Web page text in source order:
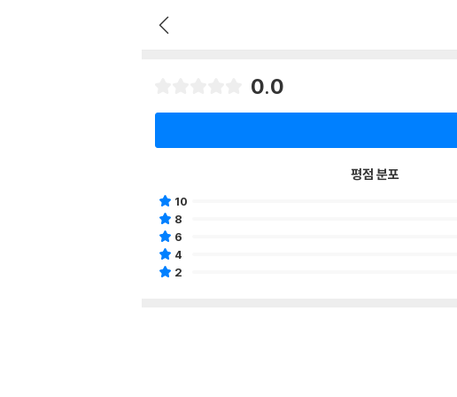
0.0
평점 분포
10
8
6
4
2